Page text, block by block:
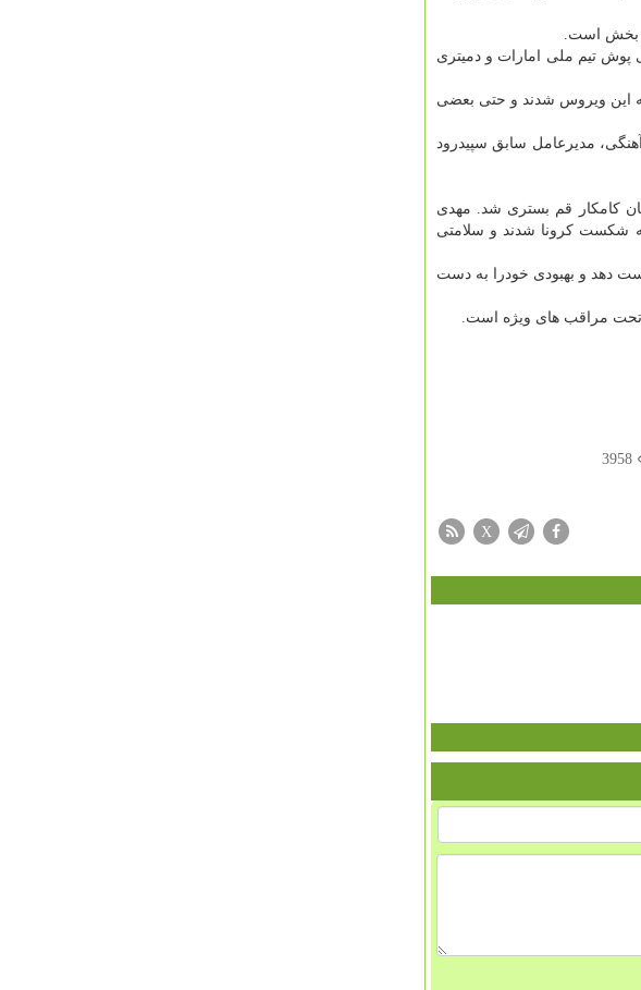
بخش است.
پوش تیم ملی امارات و دمیتری
به این ویروس شدند و حتی بعضی
مدیرعامل سابق سپیدرود
كامكار قم بستری شد. مهدی
شكست كرونا شدند و سلامتی
دهد و بهبودی خودرا به دست
تحت مراقب های ویژه است.
3958
X